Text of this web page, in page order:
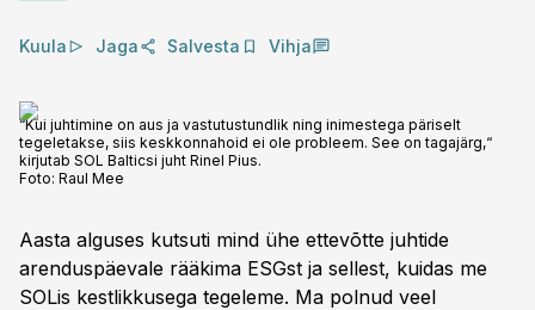
Kuula Jaga Salvesta Vihja
“Kui juhtimine on aus ja vastutustundlik ning inimestega päriselt
tegeletakse, siis keskkonnahoid ei ole probleem. See on tagajärg,“
kirjutab SOL Balticsi juht Rinel Pius.
Foto: Raul Mee
Aasta alguses kutsuti mind ühe ettevõtte juhtide
arenduspäevale rääkima ESGst ja sellest, kuidas me
SOLis kestlikkusega tegeleme. Ma polnud veel